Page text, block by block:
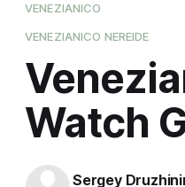
VENEZIANICO
VENEZIANICO NEREIDE
Watch
Sergey